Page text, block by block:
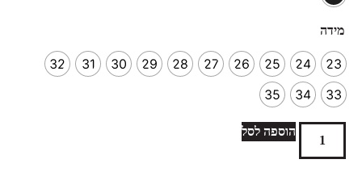
מידה
23
24
25
26
27
28
29
30
31
32
33
34
35
הוספה לסל